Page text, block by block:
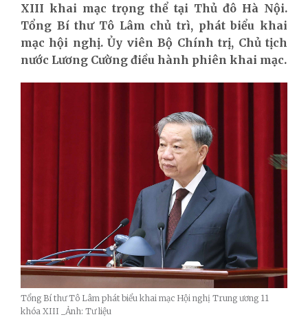
XIII khai mạc trọng thể tại Thủ đô Hà Nội.
Tổng Bí thư Tô Lâm chủ trì, phát biểu khai
mạc hội nghị. Ủy viên Bộ Chính trị, Chủ tịch
nước Lương Cường điều hành phiên khai mạc.
Tổng Bí thư Tô Lâm phát biểu khai mạc Hội nghị Trung ương 11
khóa XIII _Ảnh: Tư liệu